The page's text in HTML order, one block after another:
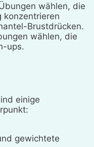
wählen, die
konzentrieren
Brustdrücken.
wählen, die
ups.
einige
gewichtete